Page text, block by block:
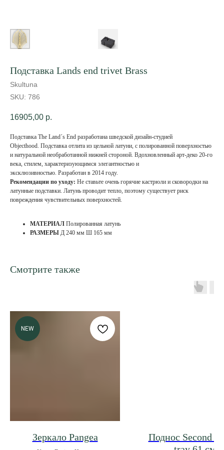
Подставка Lands end trivet Brass
Skultuna
SKU: 786
16905,00 р.
Подставка The Land´s End разработана шведской дизайн-студией
Objecthood. Подставка отлита из цельной латуни, с полированной поверхностью
и натуральной необработанной нижней стороной. Вдохновленный арт-деко 20-го
века, стилем, характеризующимся элегантностью и
эксклюзивностью. Разработан в 2014 году.
Рекомендации по уходу: Не ставьте очень горячие кастрюли и сковородки на
латунные подставки. Латунь проводит тепло, поэтому существует риск
повреждения чувствительных поверхностей.
МАТЕРИАЛ Полированная латунь
РАЗМЕРЫ Д 240 мм Ш 165 мм
Смотрите также
NEW
Зеркало Pangea
Поднос Second